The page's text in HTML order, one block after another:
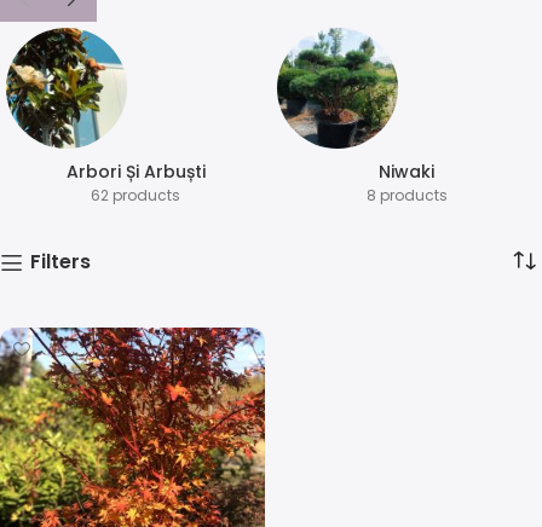
Arbori Și Arbuști
62 products
⁠Niwaki
8 products
Filters